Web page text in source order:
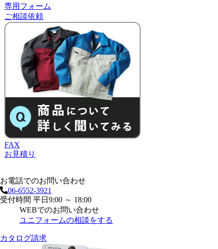
専用フォーム
ご相談依頼
FAX
お見積り
お電話でのお問い合わせ
06-6552-3921
受付時間 平日9:00 ～ 18:00
WEBでのお問い合わせ
ユニフォームの相談をする
カタログ請求